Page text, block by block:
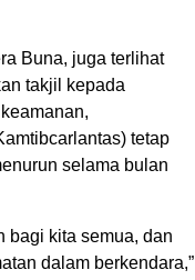
Buna, juga terlihat
takjil kepada
tetap
selama bulan
bagi kita semua, dan
dalam berkendara,”